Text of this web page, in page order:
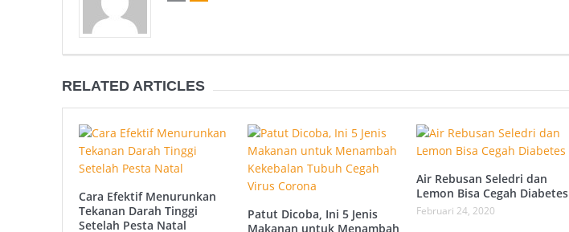
RELATED ARTICLES
Cara Efektif Menurunkan
Tekanan Darah Tinggi
Setelah Pesta Natal
Patut Dicoba, Ini 5 Jenis
Makanan untuk Menambah
Air Rebusan Seledri dan
Lemon Bisa Cegah Diabetes
Februari 24, 2020